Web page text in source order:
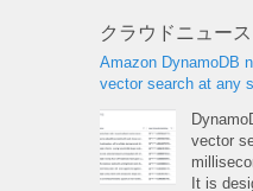
クラウドニュース
Amazon DynamoDB
vector search at any
vector
It is